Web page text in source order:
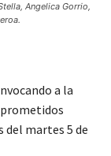
Angelica Gorrio,
a la
del martes 5 de